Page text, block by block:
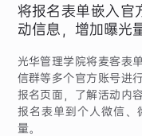
将报名表单嵌入官
动信息，增加曝光
光华管理学院将麦客表
信群等多个官方账号进
报名页面，了解活动内
报名表单到个人微信、
量。